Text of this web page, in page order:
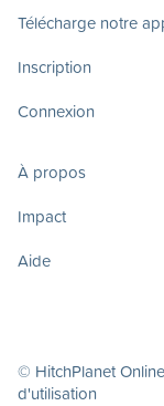
Télécharge notre
Inscription
Connexion
À propos
Impact
Aide
© HitchPlanet
d'utilisation